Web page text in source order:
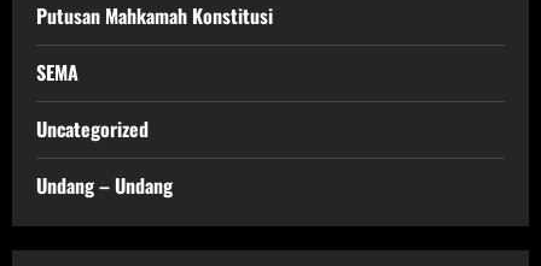
Putusan Mahkamah Konstitusi
SEMA
Uncategorized
Undang – Undang